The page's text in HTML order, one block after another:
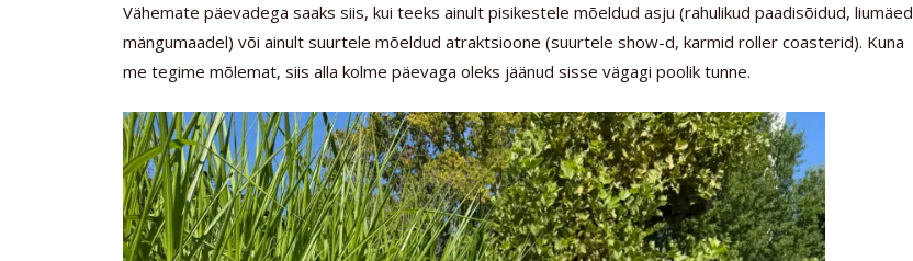
Vähemate päevadega saaks siis, kui teeks ainult pisikestele mõeldud asju (rahulikud paadisõidud, liumäed
mängumaadel) või ainult suurtele mõeldud atraktsioone (suurtele show-d, karmid roller coasterid). Kuna
me tegime mõlemat, siis alla kolme päevaga oleks jäänud sisse vägagi poolik tunne.